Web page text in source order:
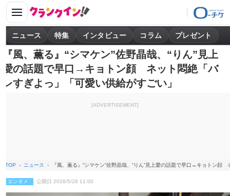
ニュース 特集 インタビュー コラム プレゼント
『風、薫る』“シマケン”佐野晶哉、“りん”見上
愛の話題で早口→キョトン顔 ネット悶絶「バ
レすぎよっ」「可愛い供給がすごい」
[ADVERTISEMENT]
TOP ニュース 『風、薫る』“シマケン”佐野晶哉、“りん”見上愛の話題で早口→キョトン
エンタメ 公開日 2026/5/28 11:00